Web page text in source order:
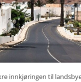
innkjøringen til